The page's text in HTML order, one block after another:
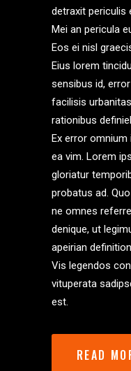
detraxit periculis
Mei an pericula
Eos ei nisl
Eius lorem
sensibus id,
facilisis
rationibus
Ex error omnium
ea vim. Lorem
gloriatur
probatus ad.
ne omnes
denique, ut
apeirian
Vis legendos
vituperata
est.
READ